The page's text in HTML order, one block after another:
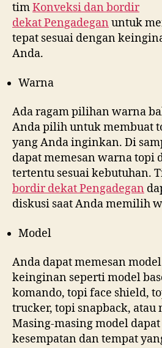
timKonveksi dan bordir
dekatPengadegan untuk
tepat sesuai dengan
Anda.
Warna
Ada ragam pilihan warna
Anda pilih untuk membuat
yang Anda inginkan. Di
dapat memesan warna topi
tertentu sesuai kebutuhan.
bordir dekatPengadegan
diskusi saat Anda memilih
Model
Anda dapat memesan
keinginan seperti model
komando, topi face shield,
trucker, topi snapback, atau
Masing-masing model
kesempatan dan tempat